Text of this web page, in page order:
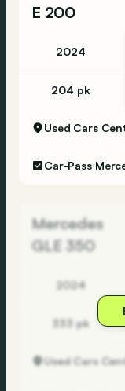
E 200
2024
204 pk
Car-Pass
Mercedes
GLE 350
2024
333 pk